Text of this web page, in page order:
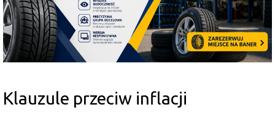
Klauzule przeciw inflacji